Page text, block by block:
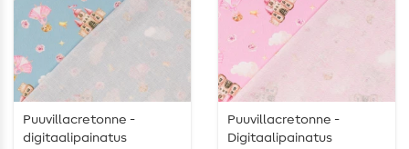
Puuvillacretonne -
digitaalipainatus
Puuvillacretonne -
Digitaalipainatus